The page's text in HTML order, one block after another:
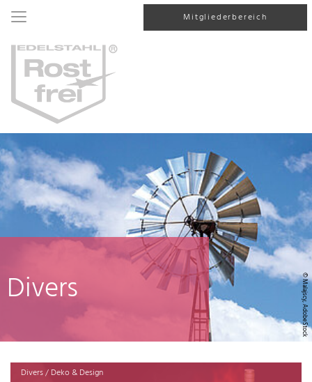
Mitgliederbereich
© Malajscy, AdobeStock
Divers
Divers / Deko & Design